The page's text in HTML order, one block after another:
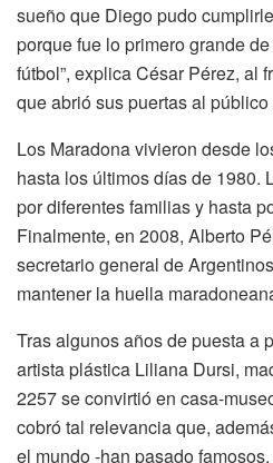
sueño que Diego pudo
porque fue lo primero grande
fútbol”, explica César Pérez, al
que abrió sus puertas al
Los Maradona vivieron desde
hasta los últimos días de 1980.
por diferentes familias y hasta
Finalmente, en 2008, Alberto
secretario general de
mantener la huella
Tras algunos años de puesta a
artista plástica Liliana Dursi,
2257 se convirtió en casa-
cobró tal relevancia que,
el mundo -han pasado